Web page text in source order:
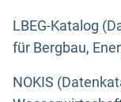
LBEG-Katalog
für Bergbau,
NOKIS